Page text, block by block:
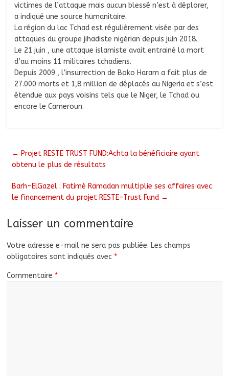
victimes de l’attaque mais aucun blessé n’est à déplorer,
a indiqué une source humanitaire.
La région du lac Tchad est régulièrement visée par des
attaques du groupe jihadiste nigérian depuis juin 2018.
Le 21 juin , une attaque islamiste avait entrainé la mort
d’au moins 11 militaires tchadiens.
Depuis 2009 , l’insurrection de Boko Haram a fait plus de
27.000 morts et 1,8 million de déplacés au Nigeria et s’est
étendue aux pays voisins tels que le Niger, le Tchad ou
encore le Cameroun.
← Projet RESTE TRUST FUND:Achta la bénéficiaire ayant
obtenu le plus de résultats
Barh-ElGazel : Fatimé Ramadan multiplie ses affaires avec
le financement du projet RESTE-Trust Fund →
Laisser un commentaire
Votre adresse e-mail ne sera pas publiée. Les champs
obligatoires sont indiqués avec *
Commentaire *